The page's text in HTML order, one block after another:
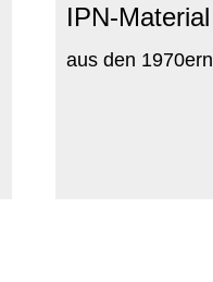
IPN-Material
aus den 1970ern